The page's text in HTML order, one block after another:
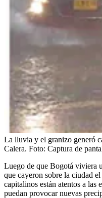
La lluvia y el granizo generó
Calera. Foto: Captura de
Luego de que Bogotá viviera
que cayeron sobre la ciudad
capitalinos están atentos a las
puedan provocar nuevas